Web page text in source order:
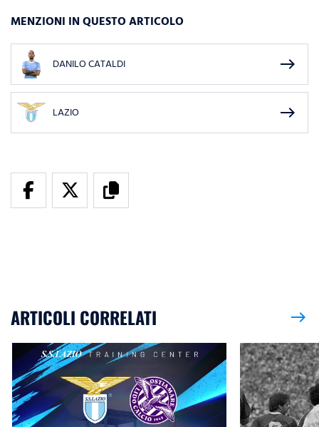
MENZIONI IN QUESTO ARTICOLO
DANILO CATALDI east
LAZIO east
ARTICOLI CORRELATI east